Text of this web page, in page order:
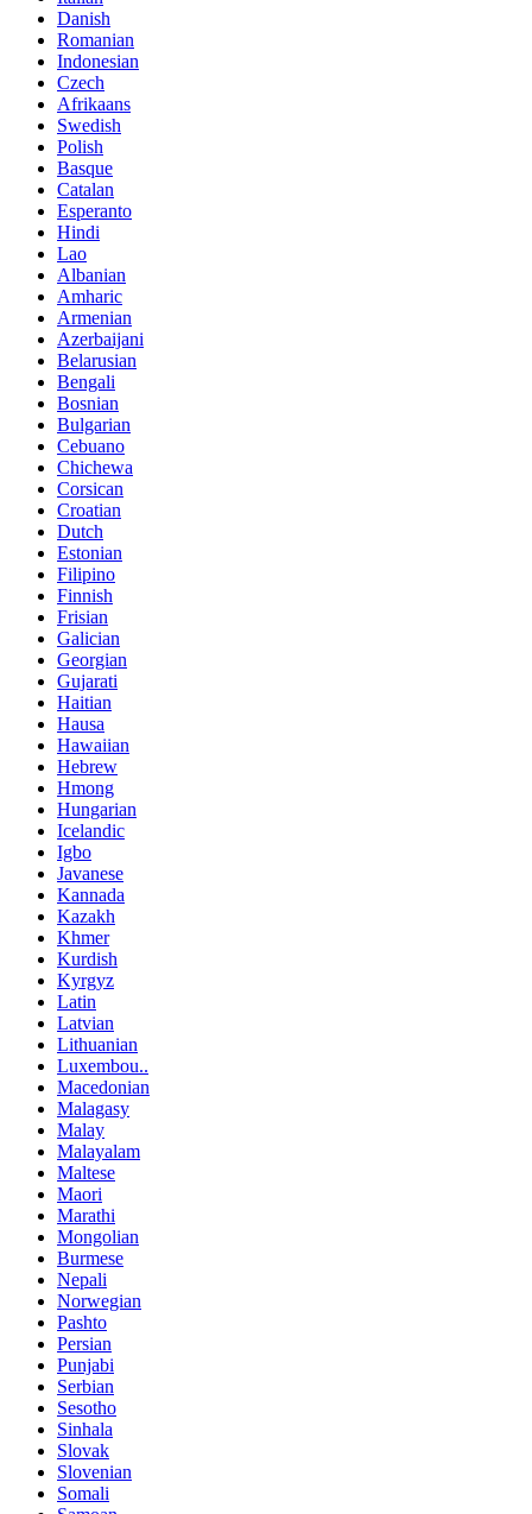
Danish
Romanian
Indonesian
Czech
Afrikaans
Swedish
Polish
Basque
Catalan
Esperanto
Hindi
Lao
Albanian
Amharic
Armenian
Azerbaijani
Belarusian
Bengali
Bosnian
Bulgarian
Cebuano
Chichewa
Corsican
Croatian
Dutch
Estonian
Filipino
Finnish
Frisian
Galician
Georgian
Gujarati
Haitian
Hausa
Hawaiian
Hebrew
Hmong
Hungarian
Icelandic
Igbo
Javanese
Kannada
Kazakh
Khmer
Kurdish
Kyrgyz
Latin
Latvian
Lithuanian
Luxembou..
Macedonian
Malagasy
Malay
Malayalam
Maltese
Maori
Marathi
Mongolian
Burmese
Nepali
Norwegian
Pashto
Persian
Punjabi
Serbian
Sesotho
Sinhala
Slovak
Slovenian
Somali